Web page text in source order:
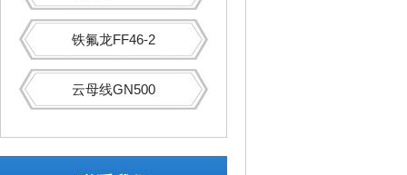
铁氟龙FF46-2
云母线GN500